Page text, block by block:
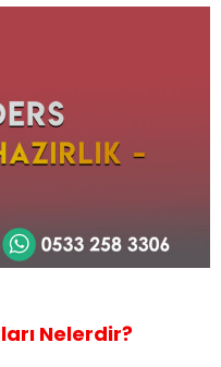
Nelerdir?